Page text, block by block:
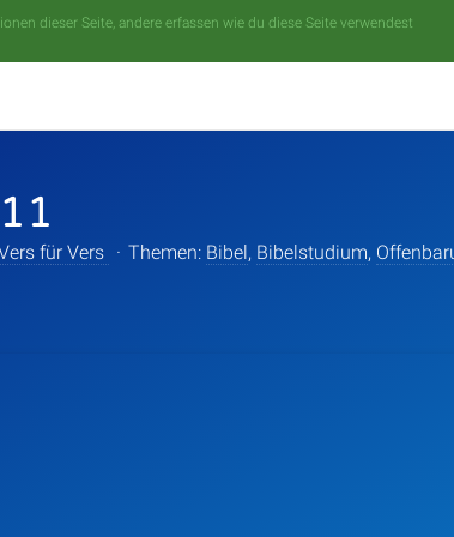
dieser Seite, andere erfassen wie du diese Seite verwendest
für Vers · Themen: Bibel, Bibelstudium,